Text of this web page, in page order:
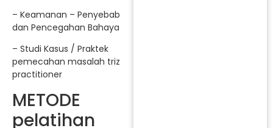
– Keamanan – Penyebab
dan Pencegahan Bahaya
– Studi Kasus / Praktek
pemecahan masalah triz
practitioner
METODE
pelatihan